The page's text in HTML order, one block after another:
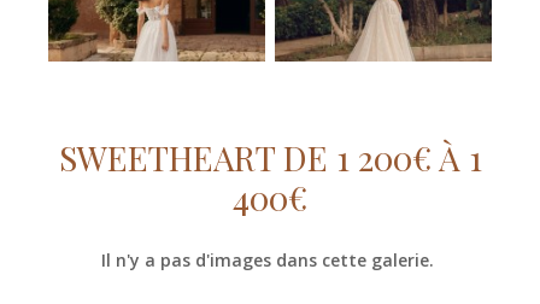
SWEETHEART DE 1 200€ À 1
400€
Il n'y a pas d'images dans cette galerie.